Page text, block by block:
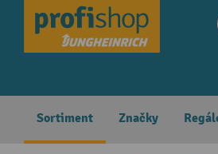
Skip to main navigation
Sortiment Značky